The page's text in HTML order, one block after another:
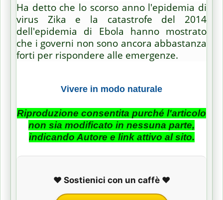
Ha detto che lo scorso anno l'epidemia di
virus Zika e la catastrofe del 2014
dell'epidemia di Ebola hanno mostrato
che i governi non sono ancora abbastanza
forti per rispondere alle emergenze.
Vivere in modo naturale
Riproduzione consentita purché l'articolo
non sia modificato in nessuna parte,
indicando Autore e link attivo al sito.
❤️ Sostienici con un caffè ❤️